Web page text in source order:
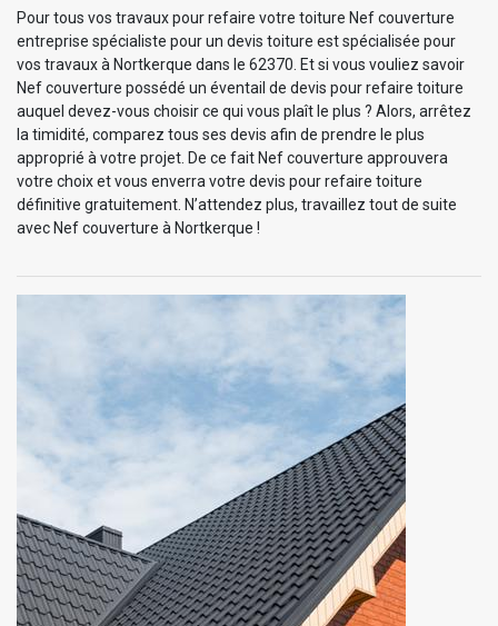
Pour tous vos travaux pour refaire votre toiture Nef couverture
entreprise spécialiste pour un devis toiture est spécialisée pour
vos travaux à Nortkerque dans le 62370. Et si vous vouliez savoir
Nef couverture possédé un éventail de devis pour refaire toiture
auquel devez-vous choisir ce qui vous plaît le plus ? Alors, arrêtez
la timidité, comparez tous ses devis afin de prendre le plus
approprié à votre projet. De ce fait Nef couverture approuvera
votre choix et vous enverra votre devis pour refaire toiture
définitive gratuitement. N’attendez plus, travaillez tout de suite
avec Nef couverture à Nortkerque !